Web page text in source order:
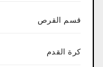
قسم القرص
كرة القدم